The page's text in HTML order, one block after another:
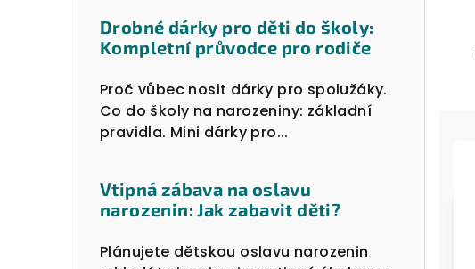
Drobné dárky pro děti do školy:
Kompletní průvodce pro rodiče
Proč vůbec nosit dárky pro spolužáky.
Co do školy na narozeniny: základní
pravidla. Mini dárky pro...
Vtipná zábava na oslavu
narozenin: Jak zabavit děti?
Plánujete dětskou oslavu narozenin